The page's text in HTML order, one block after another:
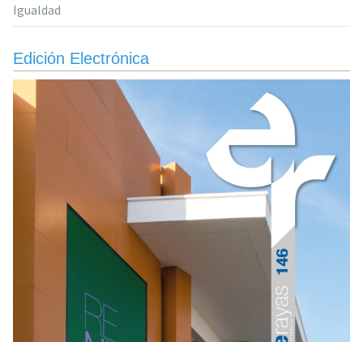
viviendas
de
Igualdad
Edición Electrónica